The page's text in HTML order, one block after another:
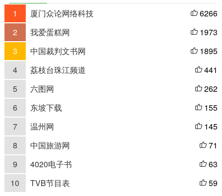
1 厦门众论网络科技  6266
2
我爱蛋糕网  1973
3
中国裁判文书网  1895
4
荔枝台珠江频道  441
5
六图网  262
6
东坡下载  155
7
温州网  145
8
中国旅游网  71
9
4020电子书  63
10
TVB节目表  59